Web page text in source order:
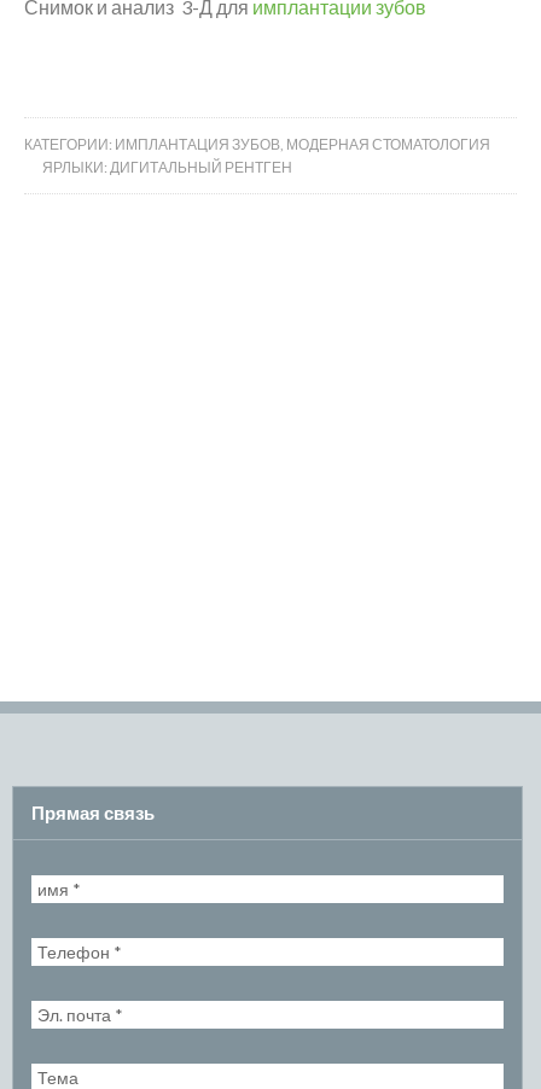
Снимок и анализ 3-Д для имплантации зубов
КАТЕГОРИИ: ИМПЛАНТАЦИЯ ЗУБОВ, МОДЕРНАЯ СТОМАТОЛОГИЯ
ЯРЛЫКИ: ДИГИТАЛЬНЫЙ РЕНТГЕН
Прямая связь